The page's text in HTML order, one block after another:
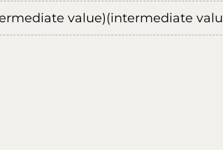
value)(intermediate